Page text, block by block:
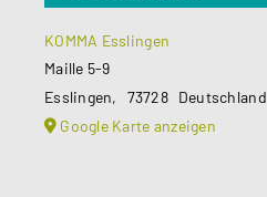
KOMMA Esslingen
Maille 5-9
Esslingen, 73728 Deutschland
Google Karte anzeigen